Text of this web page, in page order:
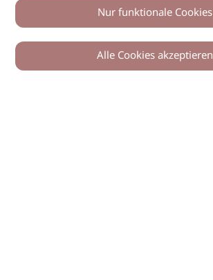
0
Nur funktionale Cookies
Alle Cookies akzeptieren